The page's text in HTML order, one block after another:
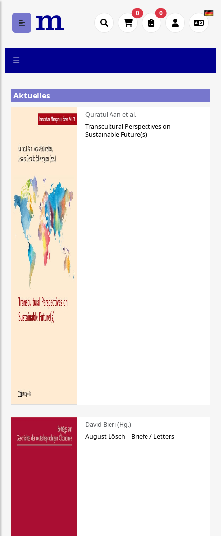
0 0
Aktuelles
Quratul Aan et al.
Transcultural Perspectives on
Sustainable Future(s)
David Bieri (Hg.)
August Lösch – Briefe / Letters